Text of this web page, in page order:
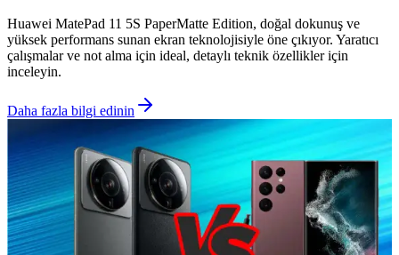
Huawei MatePad 11 5S PaperMatte Edition, doğal dokunuş ve
yüksek performans sunan ekran teknolojisiyle öne çıkıyor. Yaratıcı
çalışmalar ve not alma için ideal, detaylı teknik özellikler için
inceleyin.
Daha fazla bilgi edinin